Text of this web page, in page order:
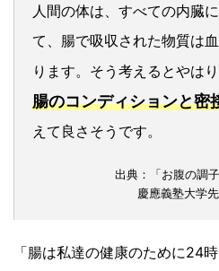
人間の体は、すべての内臓
て、腸で吸収された物質は
ります。そう考えるとやはり
腸のコンディションと密
えて良さそうです。
出典：「お腹の調
慶應義塾大学
「腸は私達の健康のために24